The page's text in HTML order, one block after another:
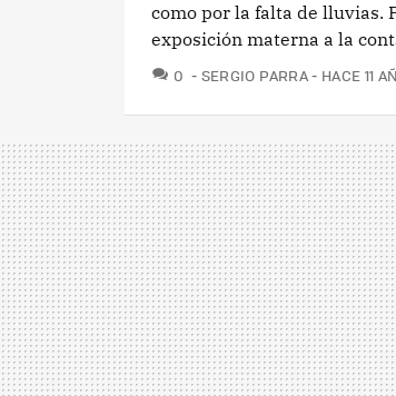
como por la falta de lluvias.
exposición materna a la
0 COMENTARIOS
SERGIO PARRA HACE 11